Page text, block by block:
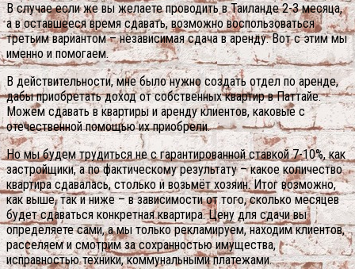
В случае если же вы желаете проводить в Таиланде 2-3 месяца,
а в оставшееся время сдавать, возможно воспользоваться
третьим вариантом – независимая сдача в аренду. Вот с этим мы
именно и помогаем.
В действительности, мне было нужно создать отдел по аренде,
дабы приобретать доход от собственных квартир в Паттайе.
Можем сдавать в квартиры и аренду клиентов, каковые с
отечественной помощью их приобрели.
Но мы будем трудиться не с гарантированной ставкой 7-10%, как
застройщики, а по фактическому результату – какое количество
квартира сдавалась, столько и возьмёт хозяин. Итог возможно,
как выше, так и ниже – в зависимости от того, сколько месяцев
будет сдаваться конкретная квартира. Цену для сдачи вы
определяете сами, а мы только рекламируем, находим клиентов,
расселяем и смотрим за сохранностью имущества,
исправностью техники, коммунальными платежами.